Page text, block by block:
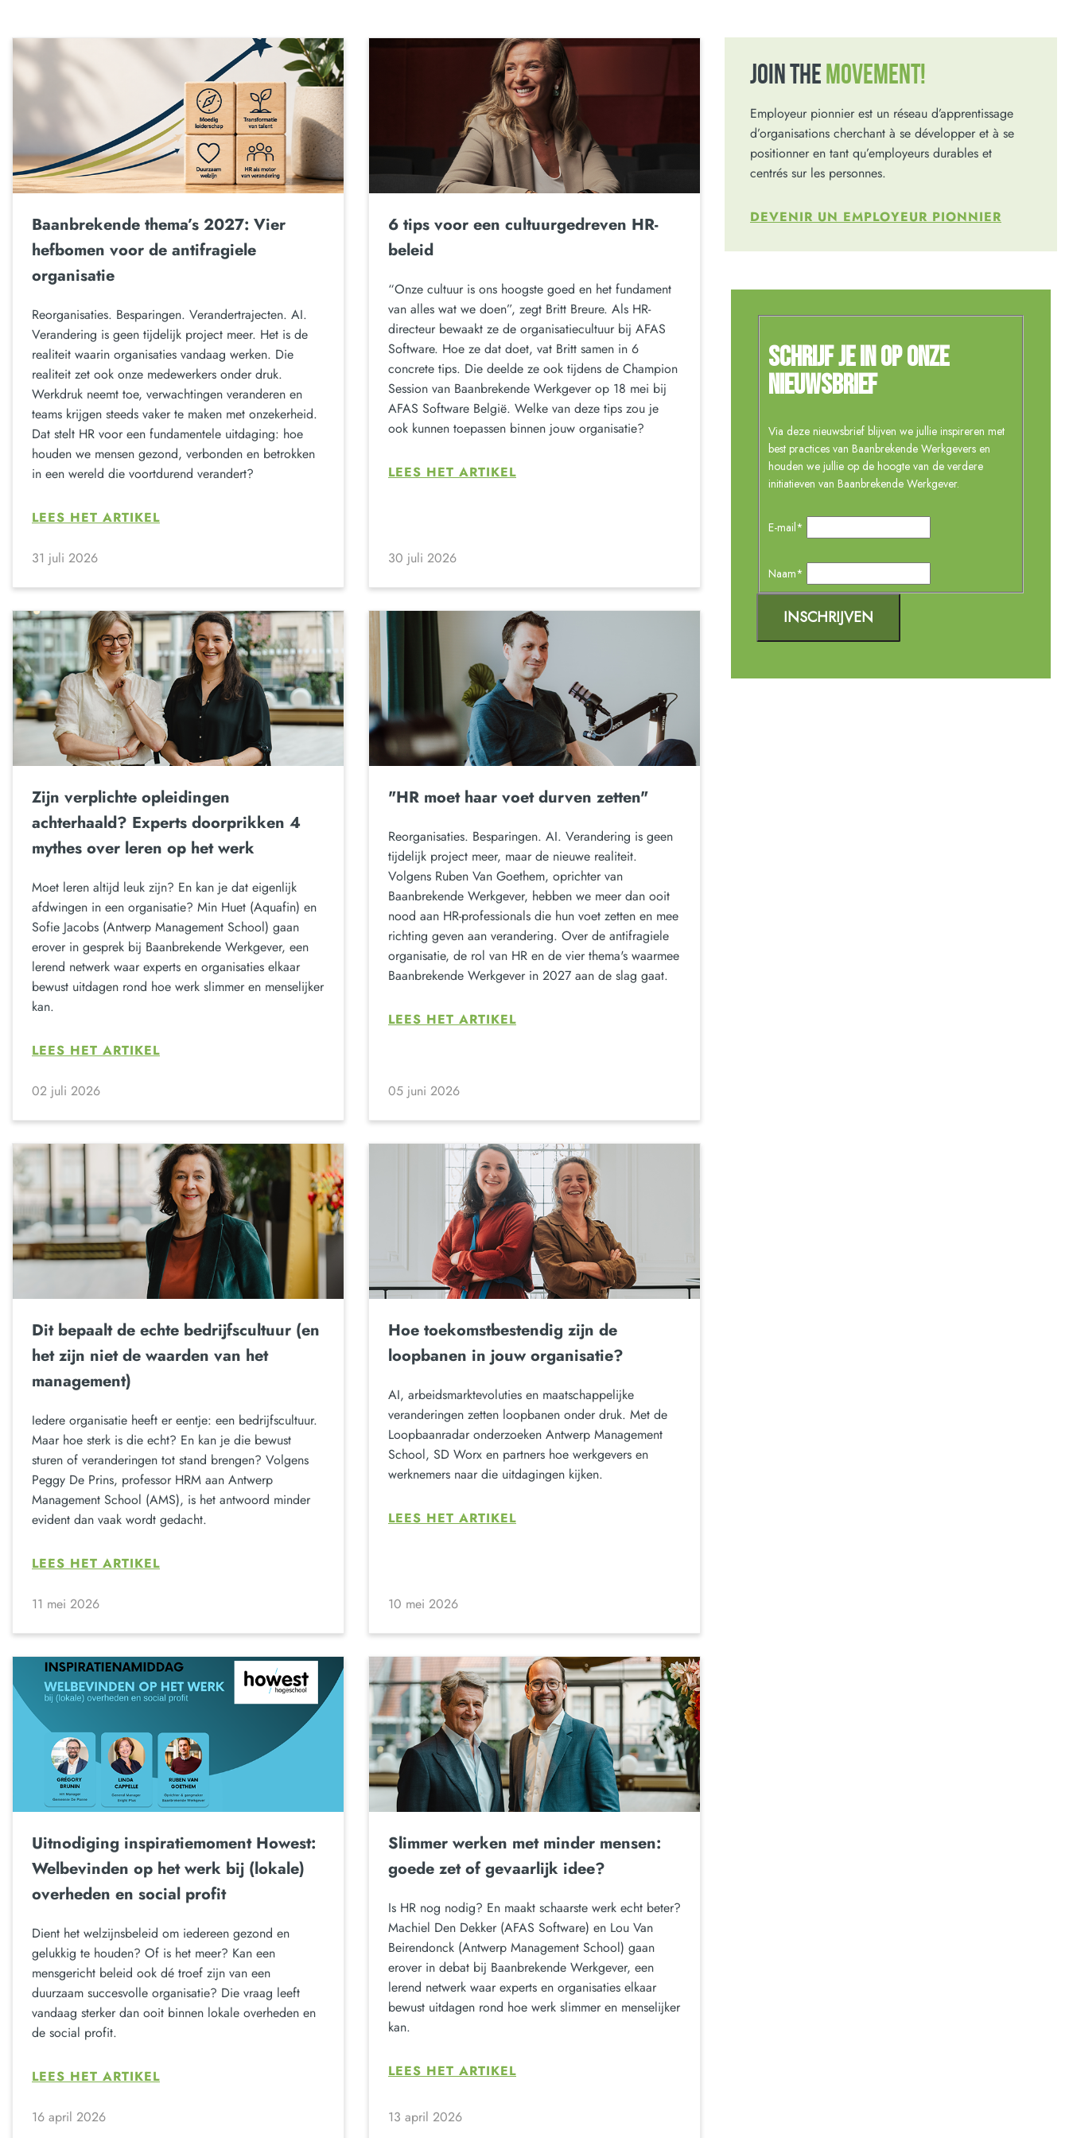
Baanbrekende thema’s 2027: Vier
hefbomen voor de antifragiele
organisatie
Reorganisaties. Besparingen. Verandertrajecten. AI.
Verandering is geen tijdelijk project meer. Het is de
realiteit waarin organisaties vandaag werken. Die
realiteit zet ook onze medewerkers onder druk.
Werkdruk neemt toe, verwachtingen veranderen en
teams krijgen steeds vaker te maken met onzekerheid.
Dat stelt HR voor een fundamentele uitdaging: hoe
houden we mensen gezond, verbonden en betrokken
in een wereld die voortdurend verandert?
LEES HET ARTIKEL
31 juli 2026
6 tips voor een cultuurgedreven HR-
beleid
“Onze cultuur is ons hoogste goed en het fundament
van alles wat we doen”, zegt Britt Breure. Als HR-
directeur bewaakt ze de organisatiecultuur bij AFAS
Software. Hoe ze dat doet, vat Britt samen in 6
concrete tips. Die deelde ze ook tijdens de Champion
Session van Baanbrekende Werkgever op 18 mei bij
AFAS Software België. Welke van deze tips zou je
ook kunnen toepassen binnen jouw organisatie?
LEES HET ARTIKEL
30 juli 2026
Zijn verplichte opleidingen
achterhaald? Experts doorprikken 4
mythes over leren op het werk
Moet leren altijd leuk zijn? En kan je dat eigenlijk
afdwingen in een organisatie? Min Huet (Aquafin) en
Sofie Jacobs (Antwerp Management School) gaan
erover in gesprek bij Baanbrekende Werkgever, een
lerend netwerk waar experts en organisaties elkaar
bewust uitdagen rond hoe werk slimmer en menselijker
kan.
LEES HET ARTIKEL
02 juli 2026
"HR moet haar voet durven zetten"
Reorganisaties. Besparingen. AI. Verandering is geen
tijdelijk project meer, maar de nieuwe realiteit.
Volgens Ruben Van Goethem, oprichter van
Baanbrekende Werkgever, hebben we meer dan ooit
nood aan HR-professionals die hun voet zetten en mee
richting geven aan verandering. Over de antifragiele
organisatie, de rol van HR en de vier thema's waarmee
Baanbrekende Werkgever in 2027 aan de slag gaat.
LEES HET ARTIKEL
05 juni 2026
Dit bepaalt de echte bedrijfscultuur (en
het zijn niet de waarden van het
management)
Iedere organisatie heeft er eentje: een bedrijfscultuur.
Maar hoe sterk is die echt? En kan je die bewust
sturen of veranderingen tot stand brengen? Volgens
Peggy De Prins, professor HRM aan Antwerp
Management School (AMS), is het antwoord minder
evident dan vaak wordt gedacht.
LEES HET ARTIKEL
11 mei 2026
Hoe toekomstbestendig zijn de
loopbanen in jouw organisatie?
AI, arbeidsmarktevoluties en maatschappelijke
veranderingen zetten loopbanen onder druk. Met de
Loopbaanradar onderzoeken Antwerp Management
School, SD Worx en partners hoe werkgevers en
werknemers naar die uitdagingen kijken.
LEES HET ARTIKEL
10 mei 2026
Uitnodiging inspiratiemoment Howest:
Welbevinden op het werk bij (lokale)
overheden en social profit
Dient het welzijnsbeleid om iedereen gezond en
gelukkig te houden? Of is het meer? Kan een
mensgericht beleid ook dé troef zijn van een
duurzaam succesvolle organisatie? Die vraag leeft
vandaag sterker dan ooit binnen lokale overheden en
de social profit.
LEES HET ARTIKEL
16 april 2026
Slimmer werken met minder mensen:
goede zet of gevaarlijk idee?
Is HR nog nodig? En maakt schaarste werk echt beter?
Machiel Den Dekker (AFAS Software) en Lou Van
Beirendonck (Antwerp Management School) gaan
erover in debat bij Baanbrekende Werkgever, een
lerend netwerk waar experts en organisaties elkaar
bewust uitdagen rond hoe werk slimmer en menselijker
kan.
LEES HET ARTIKEL
13 april 2026
JOIN THE MOVEMENT!
Employeur pionnier est un réseau d’apprentissage
d’organisations cherchant à se développer et à se
positionner en tant qu’employeurs durables et
centrés sur les personnes.
DEVENIR UN EMPLOYEUR PIONNIER